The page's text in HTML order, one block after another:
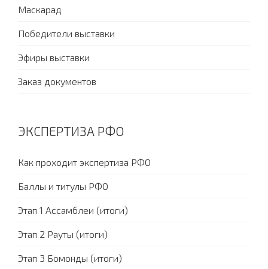
Маскарад
Победители выставки
Эфиры выставки
Заказ документов
ЭКСПЕРТИЗА РФО
Как проходит экспертиза РФО
Баллы и титулы РФО
Этап 1 Ассамблеи (итоги)
Этап 2 Рауты (итоги)
Этап 3 Бомонды (итоги)